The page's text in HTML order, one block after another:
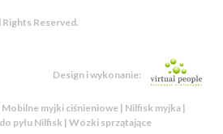
Reserved.
Design i wykonanie:
myjki ciśnieniowe | Nilfisk myjka |
pyłu Nilfisk | Wózki sprzątające